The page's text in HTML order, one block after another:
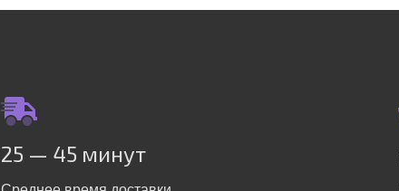
25 — 45 минут